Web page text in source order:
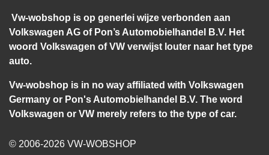
Vw-wobshop is op generlei wijze verbonden aan
Volkswagen AG of Pon’s Automobielhandel B.V. Het
woord Volkswagen of VW verwijst louter naar het type
auto.
Vw-wobshop is in no way affiliated with Volkswagen
Germany or Pon's Automobielhandel B.V. The word
Volkswagen or VW merely refers to the type of car.
© 2006-2026 VW-WOBSHOP